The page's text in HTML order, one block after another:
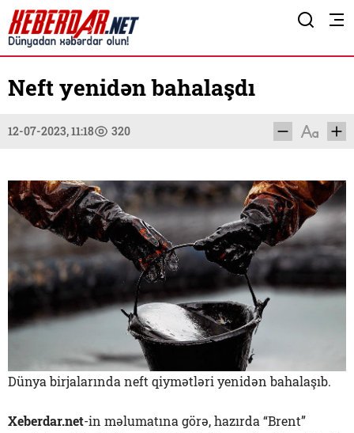
Neft yenidən bahalaşdı
12-07-2023, 11:18 320
Dünya birjalarında neft qiymətləri yenidən bahalaşıb.
Xeberdar.net-in məlumatına görə, hazırda “Brent”